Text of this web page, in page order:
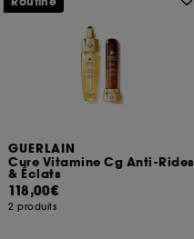
GUERLAIN
Cure Vitamine Cg Anti-Rides
& Éclats
118,00€
2 produits